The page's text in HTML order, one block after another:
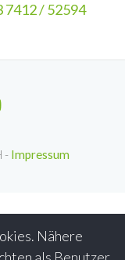
Nähere
7412 / 52594
- Impressum